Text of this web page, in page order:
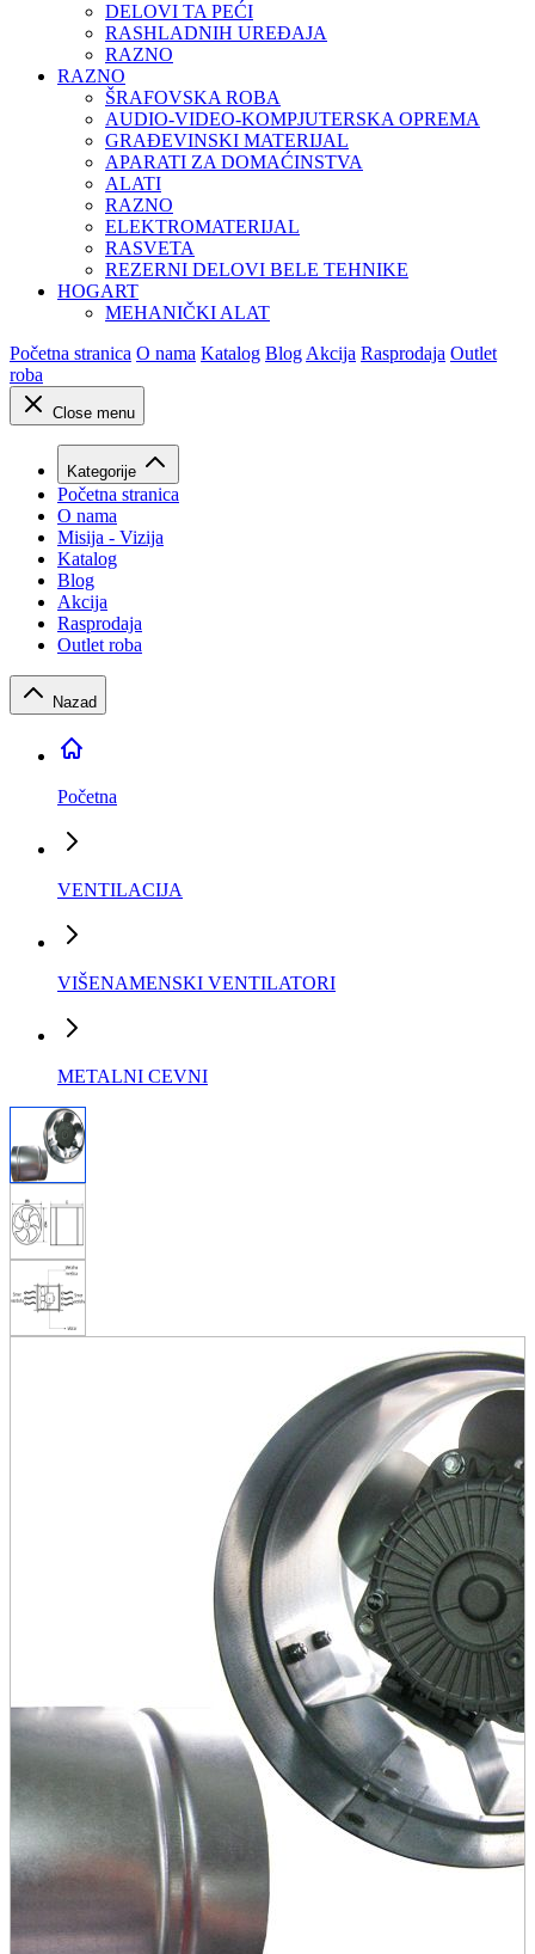
DELOVI TA PEĆI
RASHLADNIH UREĐAJA
RAZNO
RAZNO
ŠRAFOVSKA ROBA
AUDIO-VIDEO-KOMPJUTERSKA OPREMA
GRAĐEVINSKI MATERIJAL
APARATI ZA DOMAĆINSTVA
ALATI
RAZNO
ELEKTROMATERIJAL
RASVETA
REZERNI DELOVI BELE TEHNIKE
HOGART
MEHANIČKI ALAT
Početna stranica O nama Katalog Blog Akcija Rasprodaja Outlet
roba
Close menu
Kategorije
Početna stranica
O nama
Misija - Vizija
Katalog
Blog
Akcija
Rasprodaja
Outlet roba
Nazad
Početna
VENTILACIJA
VIŠENAMENSKI VENTILATORI
METALNI CEVNI